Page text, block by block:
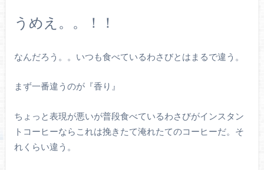
うめえ。。！！
なんだろう。。いつも食べているわさびとはまるで違う。
まず一番違うのが『香り』
ちょっと表現が悪いが普段食べているわさびがインスタン
トコーヒーならこれは挽きたて淹れたてのコーヒーだ。そ
れくらい違う。